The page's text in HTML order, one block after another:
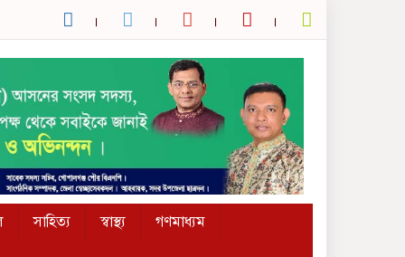
সাহিত্য স্বাস্থ্য
গণমাধ্যম